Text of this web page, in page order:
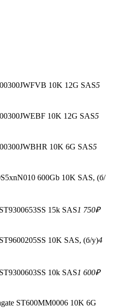
10K 12G SAS5
10K 12G SAS5
10K 6G SAS5
600Gb 10K SAS, (б/
15k SAS1 750₽
10K SAS, (б/у)4
10k SAS1 600₽
ST600MM0006 10K 6G